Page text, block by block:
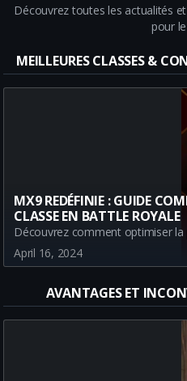
Découvrez toutes les actualités
pour
MEILLEURES CLASSES &
MX9 REDÉFINIE : GUIDE
CLASSE EN BATTLE ROYALE
April 16, 2024
AVANTAGES ET